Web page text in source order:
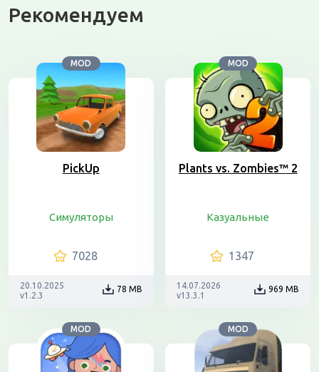
Рекомендуем
MOD
PickUp
Симуляторы
7028
20.10.2025
v1.2.3
78 MB
MOD
Plants vs. Zombies™ 2
Казуальные
1347
14.07.2026
v13.3.1
969 MB
MOD MOD